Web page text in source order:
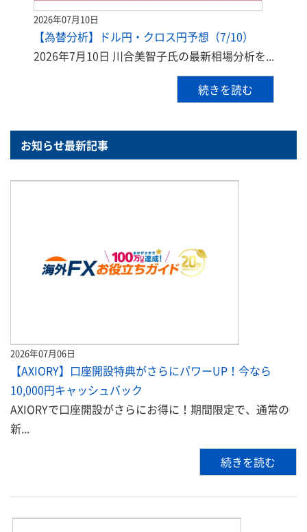
2026年07月10日
【為替分析】ドル円・クロス円予想（7/10）
2026年7月10日 川合美智子氏の最新相場分析を...
続きを読む
お知らせ最新記事
2026年07月06日
【AXIORY】口座開設特典がさらにパワーUP！今なら
10,000円キャッシュバック
AXIORYで口座開設がさらにお得に！期間限定で、通常の
新...
続きを読む